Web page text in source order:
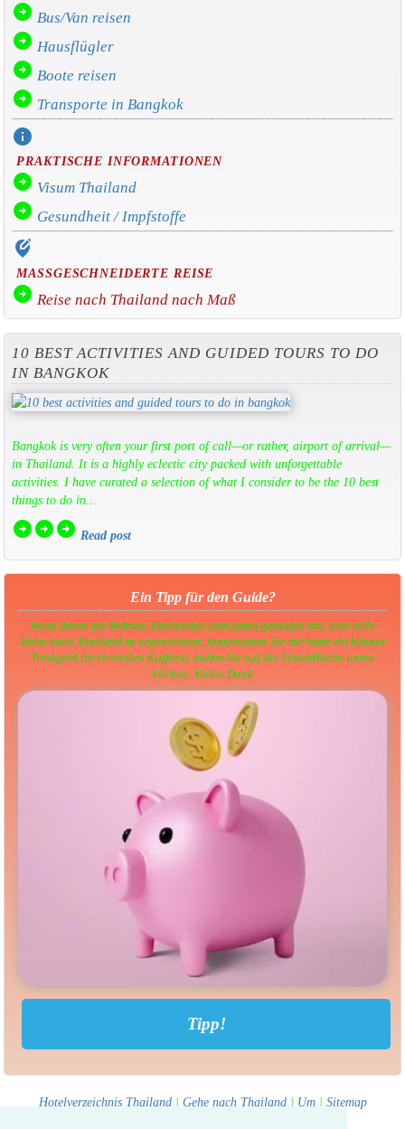
arrow_circle_right Bus/Van reisen
arrow_circle_right Hausflügler
arrow_circle_right Boote reisen
arrow_circle_right Transporte in Bangkok
info
PRAKTISCHE INFORMATIONEN
arrow_circle_right Visum Thailand
arrow_circle_right Gesundheit / Impfstoffe
edit_location_alt
MASSGESCHNEIDERTE REISE
arrow_circle_right Reise nach Thailand nach Maß
10 BEST ACTIVITIES AND GUIDED TOURS TO DO
IN BANGKOK
Bangkok is very often your first port of call—or rather, airport of arrival—
in Thailand. It is a highly eclectic city packed with unforgettable
activities. I have curated a selection of what I consider to be the 10 best
things to do in...
arrow_circle_rightarrow_circle_rightarrow_circle_right Read post
Ein Tipp für den Guide?
Wenn Ihnen die Website Thailandee.com dabei geholfen hat, eine tolle
Reise nach Thailand zu organisieren, hinterlassen Sie mir bitte ein kleines
Trinkgeld (in virtuellen Kaffees), indem Sie auf die Schaltfläche unten
klicken. Vielen Dank
Hotelverzeichnis Thailand| Gehe nach Thailand| Um| Sitemap